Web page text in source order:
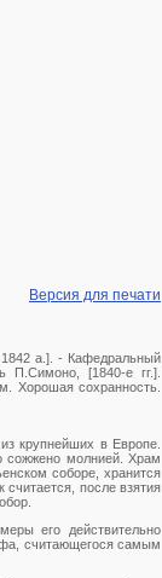
Версия для печати
1842 a.]. - Кафедральный
П.Симоно, [1840-е гг.].
Хорошая сохранность.
крупнейших в Европе.
сожжено молнией. Храм
соборе, хранится
считается, после взятия
его действительно
считающегося самым